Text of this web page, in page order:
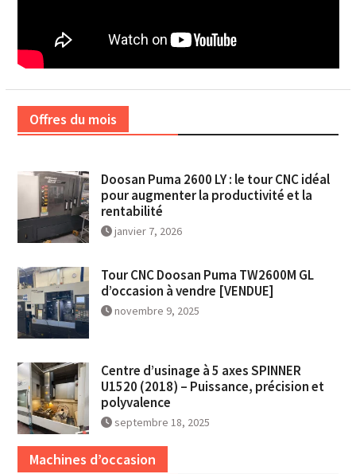
Offres du mois
Doosan Puma 2600 LY : le tour CNC idéal
pour augmenter la productivité et la
rentabilité
janvier 7, 2026
Tour CNC Doosan Puma TW2600M GL
d’occasion à vendre [VENDUE]
novembre 9, 2025
Centre d’usinage à 5 axes SPINNER
U1520 (2018) – Puissance, précision et
polyvalence
septembre 18, 2025
Machines d’occasion